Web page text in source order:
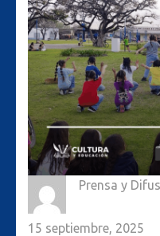
Prensa y
15 septiembre, 2025